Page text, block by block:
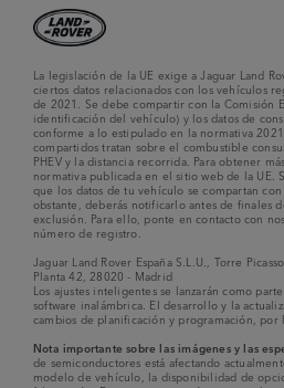
La legislación de la UE exige a Jaguar Land
ciertos datos relacionados con los vehículos
de 2021. Se debe compartir con la Comisión
identificación del vehículo) y los datos de
conforme a lo estipulado en la normativa
compartidos tratan sobre el combustible
PHEV y la distancia recorrida. Para obtener
normativa publicada en el sitio web de la UE.
que los datos de tu vehículo se compartan
obstante, deberás notificarlo antes de finales
exclusión. Para ello, ponte en contacto con
número de registro.
Jaguar Land Rover España S.L.U., Torre
Planta 42, 28020 - Madrid
Los ajustes inteligentes se lanzarán como
software inalámbrica. El desarrollo y la
cambios de planificación y programación, por
Nota importante sobre las imágenes y las
de semiconductores está afectando
modelo de vehículo, la disponibilidad de